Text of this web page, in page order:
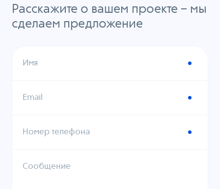
Расскажите о вашем проекте – мы
сделаем предложение
Имя
Email
Номер телефона
Сообщение